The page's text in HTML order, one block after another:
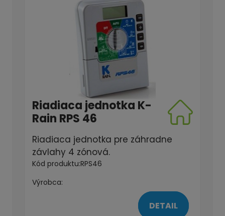
Riadiaca jednotka K-
Rain RPS 46
Riadiaca jednotka pre záhradne
závlahy 4 zónová.
Kód produktu:RPS46
Výrobca:
DETAIL